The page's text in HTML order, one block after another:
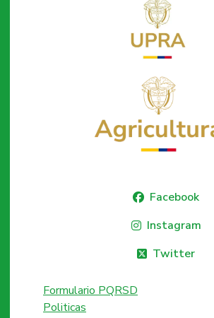
Facebook
Instagram
Twitter
Formulario PQRSD
Politicas